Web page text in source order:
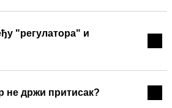
"регулатора" и
не држи притисак?